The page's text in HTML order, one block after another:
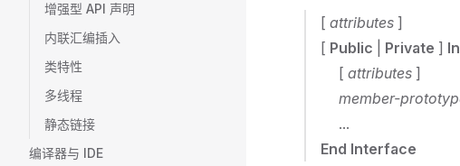
增强型 API 声明
内联汇编插入
类特性
多线程
静态链接
编译器与 IDE
[ attributes ]
[ Public Private ]
[ attributes ]
member-
...
End Interface